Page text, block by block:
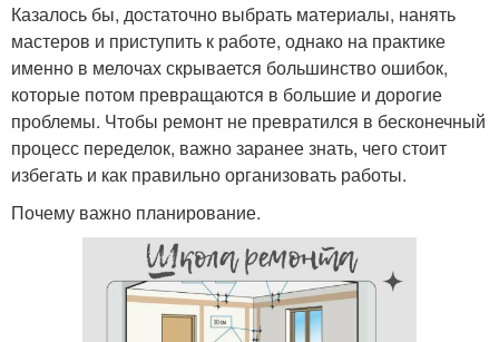
Казалось бы, достаточно выбрать материалы, нанять
мастеров и приступить к работе, однако на практике
именно в мелочах скрывается большинство ошибок,
которые потом превращаются в большие и дорогие
проблемы. Чтобы ремонт не превратился в бесконечный
процесс переделок, важно заранее знать, чего стоит
избегать и как правильно организовать работы.
Почему важно планирование.